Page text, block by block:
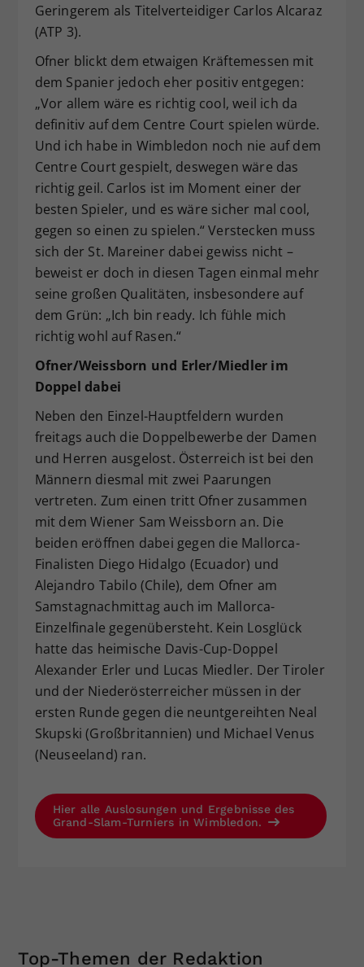
Geringerem als Titelverteidiger Carlos Alcaraz
(ATP 3).
Ofner blickt dem etwaigen Kräftemessen mit
dem Spanier jedoch eher positiv entgegen:
„Vor allem wäre es richtig cool, weil ich da
definitiv auf dem Centre Court spielen würde.
Und ich habe in Wimbledon noch nie auf dem
Centre Court gespielt, deswegen wäre das
richtig geil. Carlos ist im Moment einer der
besten Spieler, und es wäre sicher mal cool,
gegen so einen zu spielen.“ Verstecken muss
sich der St. Mareiner dabei gewiss nicht –
beweist er doch in diesen Tagen einmal mehr
seine großen Qualitäten, insbesondere auf
dem Grün: „Ich bin ready. Ich fühle mich
richtig wohl auf Rasen.“
Ofner/Weissborn und Erler/Miedler im
Doppel dabei
Neben den Einzel-Hauptfeldern wurden
freitags auch die Doppelbewerbe der Damen
und Herren ausgelost. Österreich ist bei den
Männern diesmal mit zwei Paarungen
vertreten. Zum einen tritt Ofner zusammen
mit dem Wiener Sam Weissborn an. Die
beiden eröffnen dabei gegen die Mallorca-
Finalisten Diego Hidalgo (Ecuador) und
Alejandro Tabilo (Chile), dem Ofner am
Samstagnachmittag auch im Mallorca-
Einzelfinale gegenübersteht. Kein Losglück
hatte das heimische Davis-Cup-Doppel
Alexander Erler und Lucas Miedler. Der Tiroler
und der Niederösterreicher müssen in der
ersten Runde gegen die neuntgereihten Neal
Skupski (Großbritannien) und Michael Venus
(Neuseeland) ran.
Hier alle Auslosungen und Ergebnisse des
Grand-Slam-Turniers in Wimbledon.
Top-Themen der Redaktion